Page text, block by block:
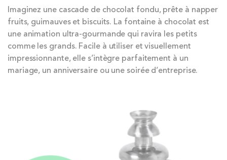
Imaginez une cascade de chocolat fondu, prête à napper
fruits, guimauves et biscuits. La fontaine à chocolat est
une animation ultra-gourmande qui ravira les petits
comme les grands. Facile à utiliser et visuellement
impressionnante, elle s’intègre parfaitement à un
mariage, un anniversaire ou une soirée d’entreprise.